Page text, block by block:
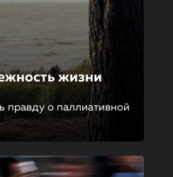
жизни
правду о паллиативной